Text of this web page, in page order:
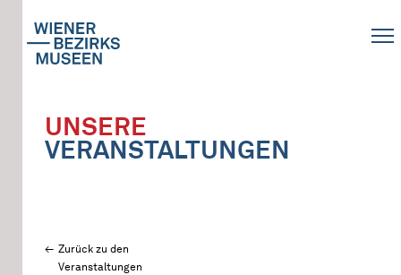
UNSERE
VERANSTALTUNGEN
Zurück zu den
Veranstaltungen